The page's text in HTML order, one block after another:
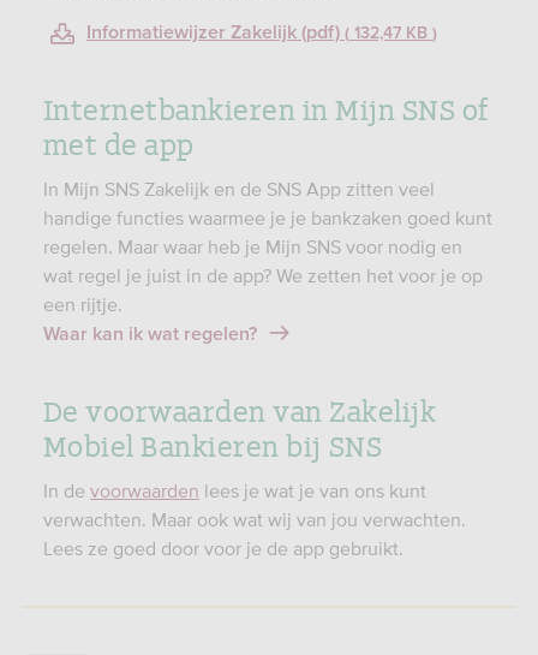
Informatiewijzer Zakelijk (pdf) 132,47 KB
Internetbankieren in Mijn SNS of
met de app
In Mijn SNS Zakelijk en de SNS App zitten veel
handige functies waarmee je je bankzaken goed kunt
regelen. Maar waar heb je Mijn SNS voor nodig en
wat regel je juist in de app? We zetten het voor je op
een rijtje.
Waar kan ik wat regelen?
De voorwaarden van Zakelijk
Mobiel Bankieren bij SNS
In de voorwaarden lees je wat je van ons kunt
verwachten. Maar ook wat wij van jou verwachten.
Lees ze goed door voor je de app gebruikt.